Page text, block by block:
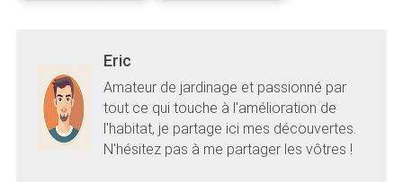
Eric
Amateur de jardinage et passionné par
tout ce qui touche à l'amélioration de
l'habitat, je partage ici mes découvertes.
N'hésitez pas à me partager les vôtres !